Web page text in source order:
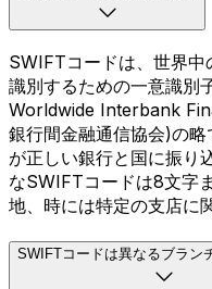
SWIFTコードは、世界中
識別するための一意識
Worldwide Interbank
銀行間金融通信協会)の
が正しい銀行と国に振り
なSWIFTコードは8文字
地、時には特定の支店に
SWIFTコードは異なるブラン